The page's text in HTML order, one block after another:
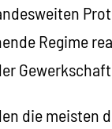
Regime
die meisten